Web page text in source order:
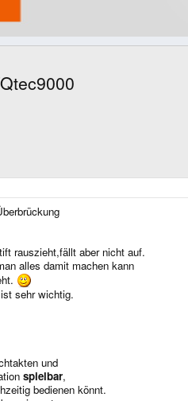
rauszieht,fällt aber nicht auf.
alles damit machen kann
sehr wichtig.
und
spielbar,
bedienen könnt.